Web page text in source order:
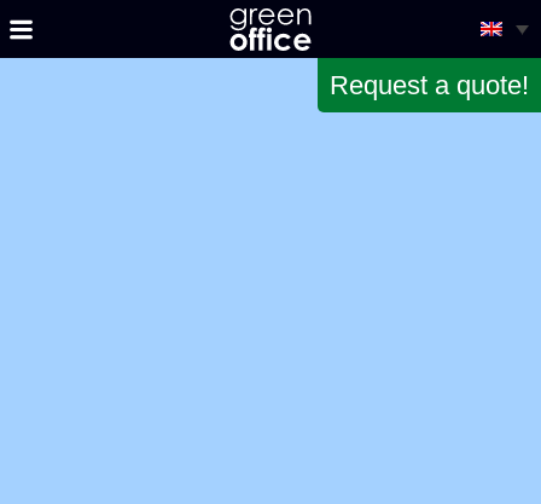
Request a quote!